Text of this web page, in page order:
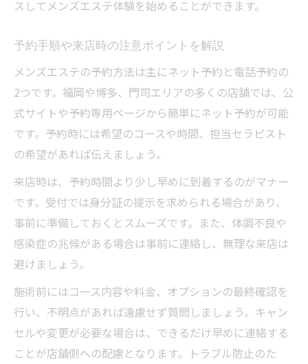
スしてメンズエステ体験を始めることができます。
予約手順や来店時の注意ポイントを解説
メンズエステの予約方法は主にネット予約と電話予約の
2つです。福岡や博多、門司エリアの多くの店舗では、公
式サイトや予約専用ページから簡単にネット予約が可能
です。予約時には希望のコースや時間、担当セラピスト
の希望があれば伝えましょう。
来店時は、予約時間より少し早めに到着するのがマナー
です。受付では身分証の提示を求められる場合があり、
事前に準備しておくとスムーズです。また、体調不良や
感染症の兆候がある場合は事前に連絡し、無理な来店は
避けましょう。
施術前にはコース内容や料金、オプションの最終確認を
行い、不明点があれば遠慮せず質問しましょう。キャン
セルや変更が必要な場合は、できるだけ早めに連絡する
ことが店舗側への配慮となります。トラブル防止のた